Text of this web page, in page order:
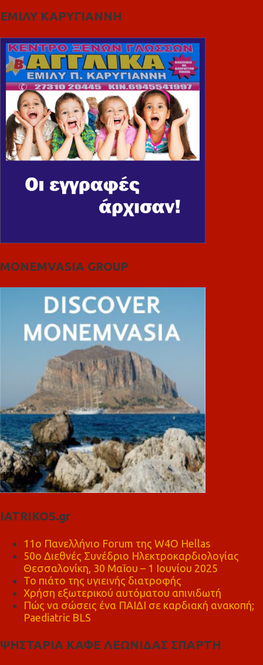
ΕΜΙΛΥ ΚΑΡΥΓΙΑΝΝΗ
MONEMVASIA GROUP
IATRIKOS.gr
11ο Πανελλήνιο Forum της W4O Hellas
50ο Διεθνές Συνέδριο Ηλεκτροκαρδιολογίας
Θεσσαλονίκη, 30 Μαΐου – 1 Ιουνίου 2025
Το πιάτο της υγιεινής διατροφής
Χρήση εξωτερικού αυτόματου απινιδωτή
Πώς να σώσεις ένα ΠΑΙΔΙ σε καρδιακή ανακοπή;
Paediatric BLS
ΨΗΣΤΑΡΙΑ ΚΑΦΕ ΛΕΩΝΙΔΑΣ ΣΠΑΡΤΗ